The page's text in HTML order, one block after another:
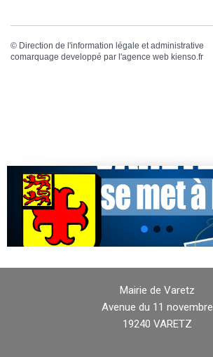
© Direction de l'information légale et administrative
comarquage developpé par l'agence web kienso.fr
Mairie de Varetz
Avenue du 11 novembre
19240 VARETZ